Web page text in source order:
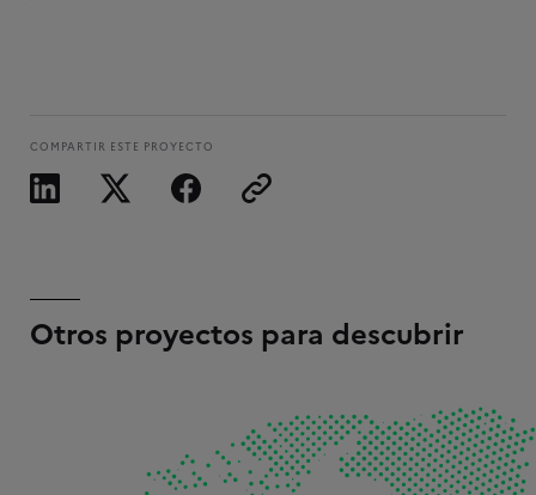
COMPARTIR ESTE PROYECTO
Otros proyectos para descubrir